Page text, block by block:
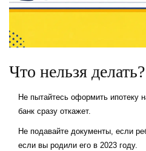
Что нельзя делать?
Не пытайтесь оформить ипотеку
банк сразу откажет.
Не подавайте документы, если
если вы родили его в 2023 году.